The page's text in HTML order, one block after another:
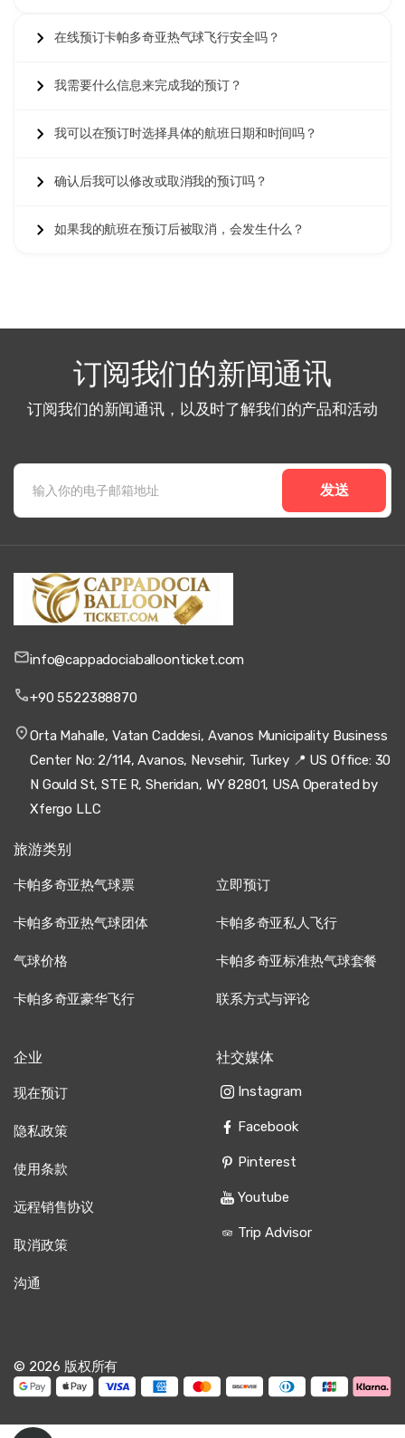
TÜRSAB许可的旅行社等授权预订平台确保透明定价、明确
格的验证平台预订您的卡帕多奇亚热气球门票
多奇亚热气球门票,确保您一生的冒险。
在线预订卡帕多奇亚热气球飞行安全吗？
我需要什么信息来完成我的预订？
我可以在预订时选择具体的航班日期和时间吗？
确认后我可以修改或取消我的预订吗？
如果我的航班在预订后被取消，会发生什么？
订阅我们的新闻通讯
订阅我们的新闻通讯，以及时了解我们的产品和活动
发送
info@cappadociaballoonticket.com
+90 5522388870
Orta Mahalle, Vatan Caddesi, Avanos Municipality Business
Center No: 2/114, Avanos, Nevsehir, Turkey 📍 US Office: 30
N Gould St, STE R, Sheridan, WY 82801, USA Operated by
Xfergo LLC
旅游类别
卡帕多奇亚热气球票 立即预订
卡帕多奇亚热气球团体 卡帕多奇亚私人飞行
气球价格 卡帕多奇亚标准热气球套餐
卡帕多奇亚豪华飞行 联系方式与评论
企业
现在预订
隐私政策
使用条款
远程销售协议
取消政策
沟通
社交媒体
Instagram
Facebook
Pinterest
Youtube
Trip Advisor
© 2026 版权所有